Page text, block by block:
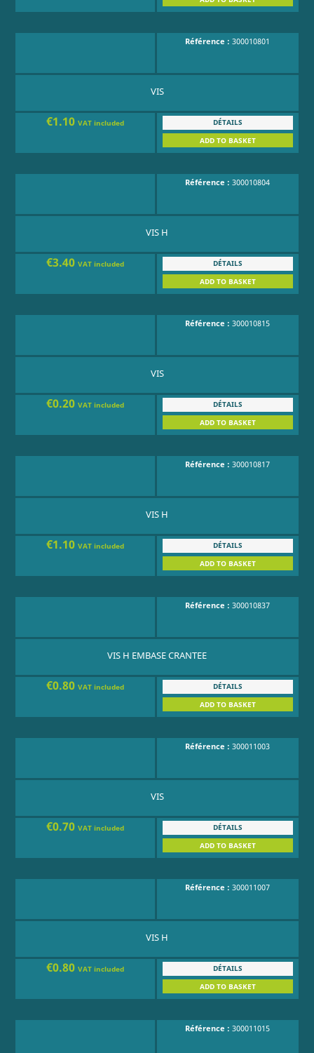
Référence :300010801
VIS
€1.10VAT included
DÉTAILS
ADD TO BASKET
Référence :300010804
VIS H
€3.40VAT included
DÉTAILS
ADD TO BASKET
Référence :300010815
VIS
€0.20VAT included
DÉTAILS
ADD TO BASKET
Référence :300010817
VIS H
€1.10VAT included
DÉTAILS
ADD TO BASKET
Référence :300010837
VIS H EMBASE CRANTEE
€0.80VAT included
DÉTAILS
ADD TO BASKET
Référence :300011003
VIS
€0.70VAT included
DÉTAILS
ADD TO BASKET
Référence :300011007
VIS H
€0.80VAT included
DÉTAILS
ADD TO BASKET
Référence :300011015